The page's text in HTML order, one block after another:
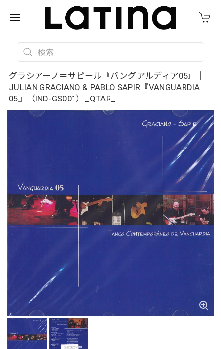
グラシアーノ＝サピール『バングアルディア05』｜
JULIAN GRACIANO & PABLO SAPIR『VANGUARDIA
05』（IND-GS001）_QTAR_